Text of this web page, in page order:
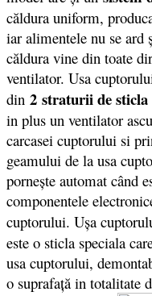
căldura uniform,
iar alimentele nu se ard
căldura vine din toate
ventilator. Usa
din 2 straturii de sticla
in plus un ventilator
carcasei cuptorului si
geamului de la usa
porneşte automat când
componentele
cuptorului. Uşa
este o sticla speciala
usa cuptorului,
o suprafaţă in totalitate